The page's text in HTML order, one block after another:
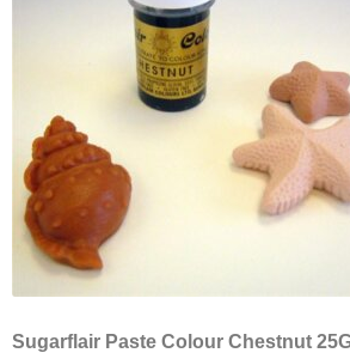
Sugarflair Paste Colour Chestnut